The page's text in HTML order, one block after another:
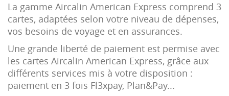
La gamme Aircalin American Express comprend 3
cartes, adaptées selon votre niveau de dépenses,
vos besoins de voyage et en assurances.
Une grande liberté de paiement est permise avec
les cartes Aircalin American Express, grâce aux
différents services mis à votre disposition :
paiement en 3 fois Fl3xpay, Plan&Pay...